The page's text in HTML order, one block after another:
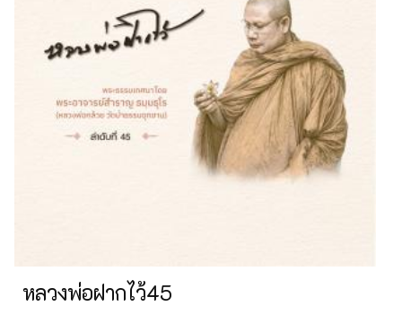
หลวงพ่อฝากไว้45